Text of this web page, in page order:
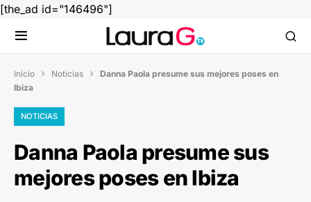
[the_ad id="146496"]
Inicio  Noticias  Danna Paola presume sus mejores poses en
Ibiza
NOTICIAS
Danna Paola presume sus
mejores poses en Ibiza